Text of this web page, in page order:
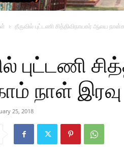
தீருவில் புட்டணி சித்திவிநாயகர் ஆலய
புட்டணி
நாள்
25, 2018